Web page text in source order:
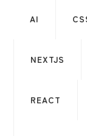
AI
NEXTJS
REACT